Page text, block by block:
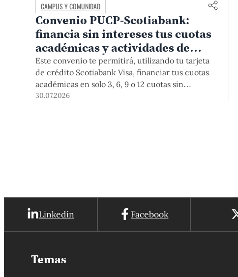
CAMPUS Y COMUNIDAD
Convenio PUCP-Scotiabank:
financia sin intereses tus cuotas
académicas y actividades de
educación continua
Este convenio te permitirá, utilizando tu tarjeta
de crédito Scotiabank Visa, financiar tus cuotas
académicas en solo 3, 6, 9 o 12 cuotas sin
intereses. Este beneficio está vigente hasta el 31
30.07.2026
Linkedin Facebook
Temas